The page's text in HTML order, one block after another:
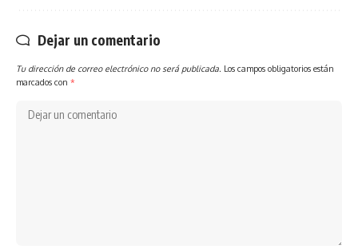
Dejar un comentario
Tu dirección de correo electrónico no será publicada. Los campos obligatorios están
marcados con *